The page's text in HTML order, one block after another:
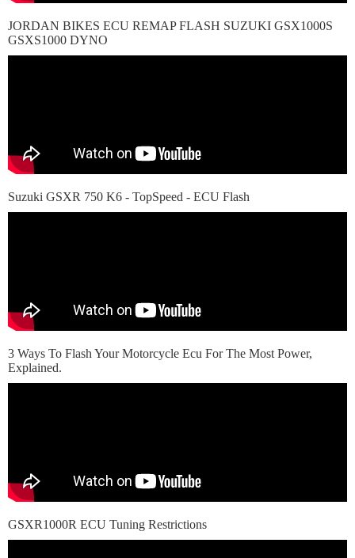
JORDAN BIKES ECU REMAP FLASH SUZUKI GSX1000S
GSXS1000 DYNO
Suzuki GSXR 750 K6 - TopSpeed - ECU Flash
3 Ways To Flash Your Motorcycle Ecu For The Most Power,
Explained.
GSXR1000R ECU Tuning Restrictions